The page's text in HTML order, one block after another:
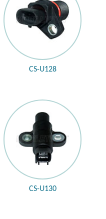
CS-U128
CS-U130